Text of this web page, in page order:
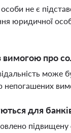
не є
юридичної
про
може
непогашених
для